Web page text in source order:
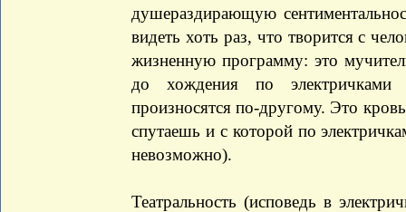
душераздирающую
видеть хоть раз, что творится с
жизненную программу: это
до хождения по
произносятся по-другому. Это
спутаешь и с которой по
невозможно).
Театральность (исповедь в